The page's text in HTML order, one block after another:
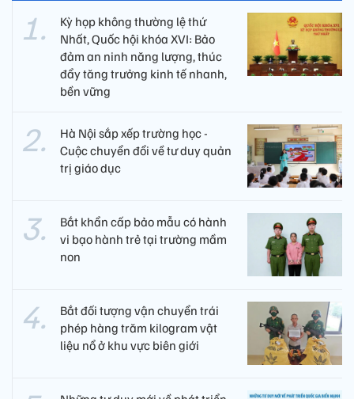
Kỳ họp không thường lệ thứ
Nhất, Quốc hội khóa XVI: Bảo
đảm an ninh năng lượng, thúc
đẩy tăng trưởng kinh tế nhanh,
bền vững
Hà Nội sắp xếp trường học -
Cuộc chuyển đổi về tư duy quản
trị giáo dục
Bắt khẩn cấp bảo mẫu có hành
vi bạo hành trẻ tại trường mầm
non
Bắt đối tượng vận chuyển trái
phép hàng trăm kilogram vật
liệu nổ ở khu vực biên giới